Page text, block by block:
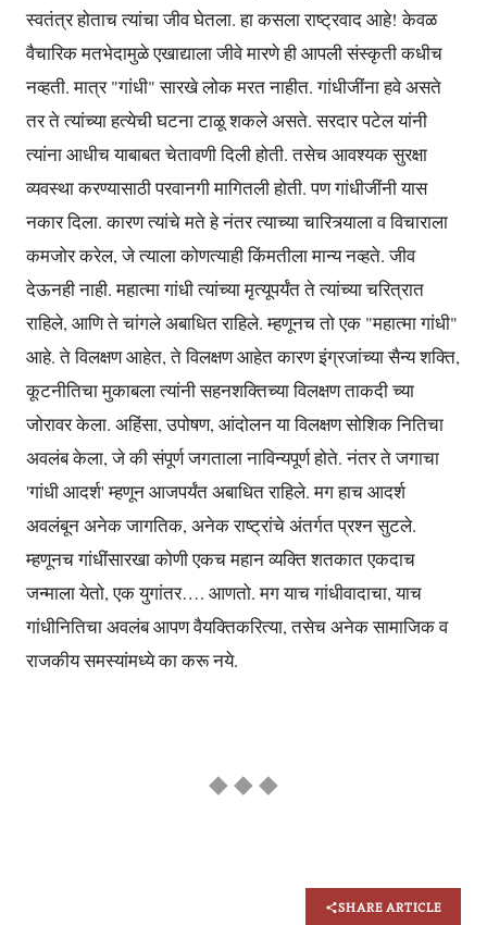
स्वतंत्र होताच त्यांचा जीव घेतला. हा कसला राष्ट्रवाद आहे! केवळ
वैचारिक मतभेदामुळे एखाद्याला जीवे मारणे ही आपली संस्कृती कधीच
नव्हती. मात्र "गांधी" सारखे लोक मरत नाहीत. गांधीजींना हवे असते
तर ते त्यांच्या हत्येची घटना टाळू शकले असते. सरदार पटेल यांनी
त्यांना आधीच याबाबत चेतावणी दिली होती. तसेच आवश्यक सुरक्षा
व्यवस्था करण्यासाठी परवानगी मागितली होती. पण गांधीजींनी यास
नकार दिला. कारण त्यांचे मते हे नंतर त्याच्या चारित्र्याला व विचाराला
कमजोर करेल, जे त्याला कोणत्याही किंमतीला मान्य नव्हते. जीव
देऊनही नाही. महात्मा गांधी त्यांच्या मृत्यूपर्यंत ते त्यांच्या चरित्रात
राहिले, आणि ते चांगले अबाधित राहिले. म्हणूनच तो एक "महात्मा गांधी"
आहे. ते विलक्षण आहेत, ते विलक्षण आहेत कारण इंग्रजांच्या सैन्य शक्ति,
कूटनीतिचा मुकाबला त्यांनी सहनशक्तिच्या विलक्षण ताकदी च्या
जोरावर केला. अहिंसा, उपोषण, आंदोलन या विलक्षण सोशिक नितिचा
अवलंब केला, जे की संपूर्ण जगताला नाविन्यपूर्ण होते. नंतर ते जगाचा
'गांधी आदर्श' म्हणून आजपर्यंत अबाधित राहिले. मग हाच आदर्श
अवलंबून अनेक जागतिक, अनेक राष्ट्रांचे अंतर्गत प्रश्न सुटले.
म्हणूनच गांधींसारखा कोणी एकच महान व्यक्ति शतकात एकदाच
जन्माला येतो, एक युगांतर…. आणतो. मग याच गांधीवादाचा, याच
गांधीनितिचा अवलंब आपण वैयक्तिकरित्या, तसेच अनेक सामाजिक व
राजकीय समस्यांमध्ये का करू नये.
◆ ◆ ◆
SHARE ARTICLE